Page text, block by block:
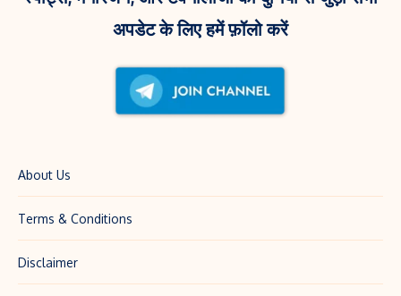
सीरीज़!
के
अपडेट के लिए हमें फ़ॉलो करें
About Us
Terms & Conditions
Disclaimer